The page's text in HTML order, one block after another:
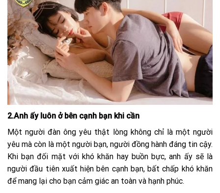
2.Anh ấy luôn ở bên cạnh bạn khi cần
Một người đàn ông yêu thật lòng không chỉ là một người
yêu mà còn là một người bạn, người đồng hành đáng tin cậy.
Khi bạn đối mặt với khó khăn hay buồn bực, anh ấy sẽ là
người đầu tiên xuất hiện bên cạnh bạn, bất chấp khó khăn
để mang lại cho bạn cảm giác an toàn và hạnh phúc.